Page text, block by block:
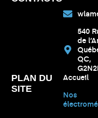
PLAN DU
SITE
Accueil
Nos
540
de
QC,